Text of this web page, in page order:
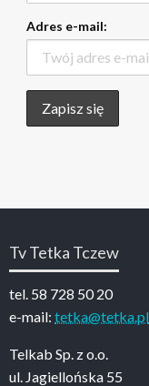
Adres e-mail:
Tv Tetka Tczew
tel. 58 728 50 20
e-mail: tetka@tetka.pl
Telkab Sp. z o.o.
ul. Jagiellońska 55